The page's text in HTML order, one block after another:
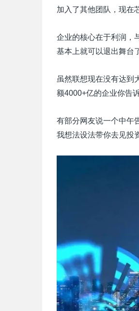
加入了其他团队，现在
企业的核心在于利润，
基本上就可以退出舞台
虽然联想现在没有达到
额4000+亿的企业你告
有部分网友说一个中午
我想法设法带你去见投